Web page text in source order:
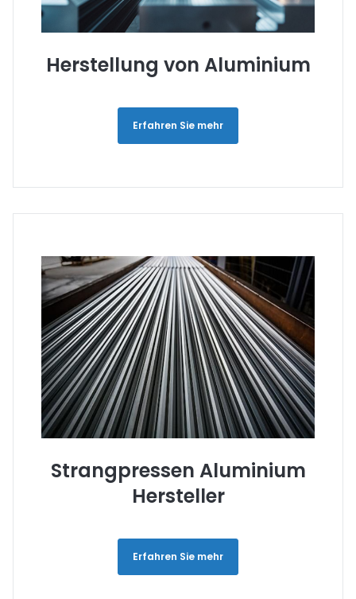
Herstellung von Aluminium
Erfahren Sie mehr
Strangpressen Aluminium
Hersteller
Erfahren Sie mehr